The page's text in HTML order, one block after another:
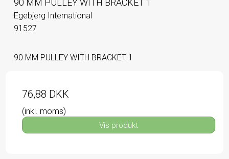
90 MM PULLEY WITH BRACKET 1
Egebjerg International
91527
90 MM PULLEY WITH BRACKET 1
76,88 DKK
(inkl. moms)
Vis produkt